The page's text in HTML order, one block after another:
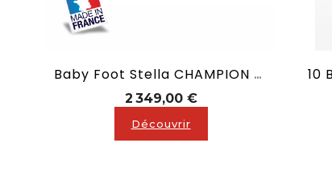
Baby Foot Stella CHAMPION Noir Ou Hêtre Ou Blanc
2 349,00 €Prix
Découvrir